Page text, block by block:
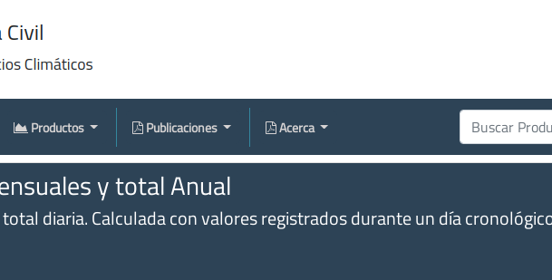
Productos Publicaciones Acerca
y total Anual
diaria. Calculada con valores registrados durante un día